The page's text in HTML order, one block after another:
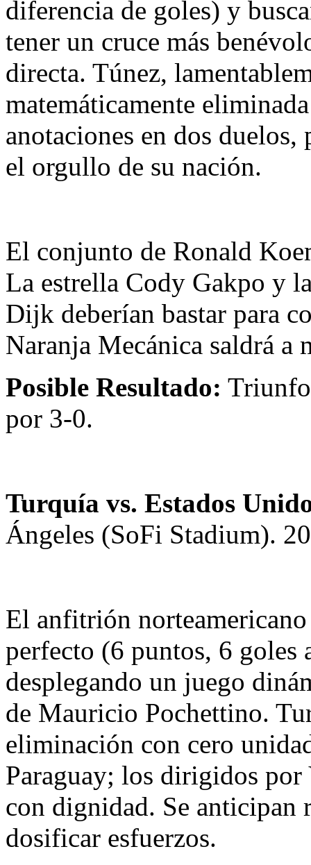
diferencia de goles) y
tener un cruce más
directa. Túnez,
matemáticamente
anotaciones en dos
el orgullo de su nación.
El conjunto de Ronald
La estrella Cody Gakpo y
Dijk deberían bastar para
Naranja Mecánica saldrá a
Posible Resultado:
por 3-0.
Turquía vs. Estados
Ángeles (SoFi Stadium).
El anfitrión
perfecto (6 puntos, 6 goles
desplegando un juego
de Mauricio Pochettino.
eliminación con cero
Paraguay; los dirigidos
con dignidad. Se anticipan
dosificar esfuerzos.